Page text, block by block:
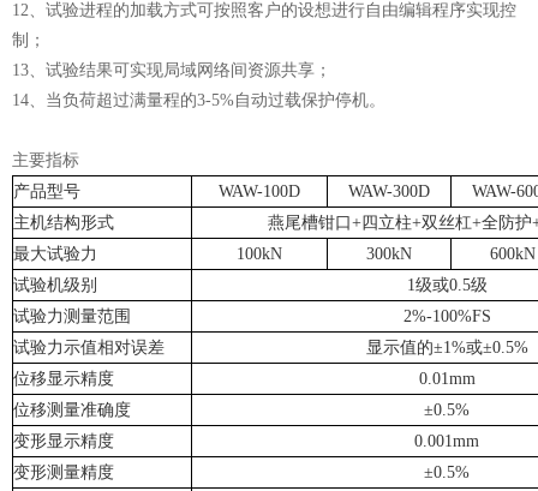
12、试验进程的加载方式可按照客户的设想进行自由编辑程序实现控
制；
13、试验结果可实现局域网络间资源共享；
14、当负荷超过满量程的3-5%自动过载保护停机。
主要指标
产品型号
WAW-100D WAW-300D
WAW-
主机结构形式
燕尾槽钳口+四立柱+双丝杠+全防护
最大试验力
100kN 300kN
600kN
试验机级别
1级或0.5级
试验力测量范围
2%-100%FS
试验力示值相对误差
显示值的±1%或±0.5%
位移显示精度
0.01mm
位移测量准确度
±0.5%
变形显示精度
0.001mm
变形测量精度
±0.5%